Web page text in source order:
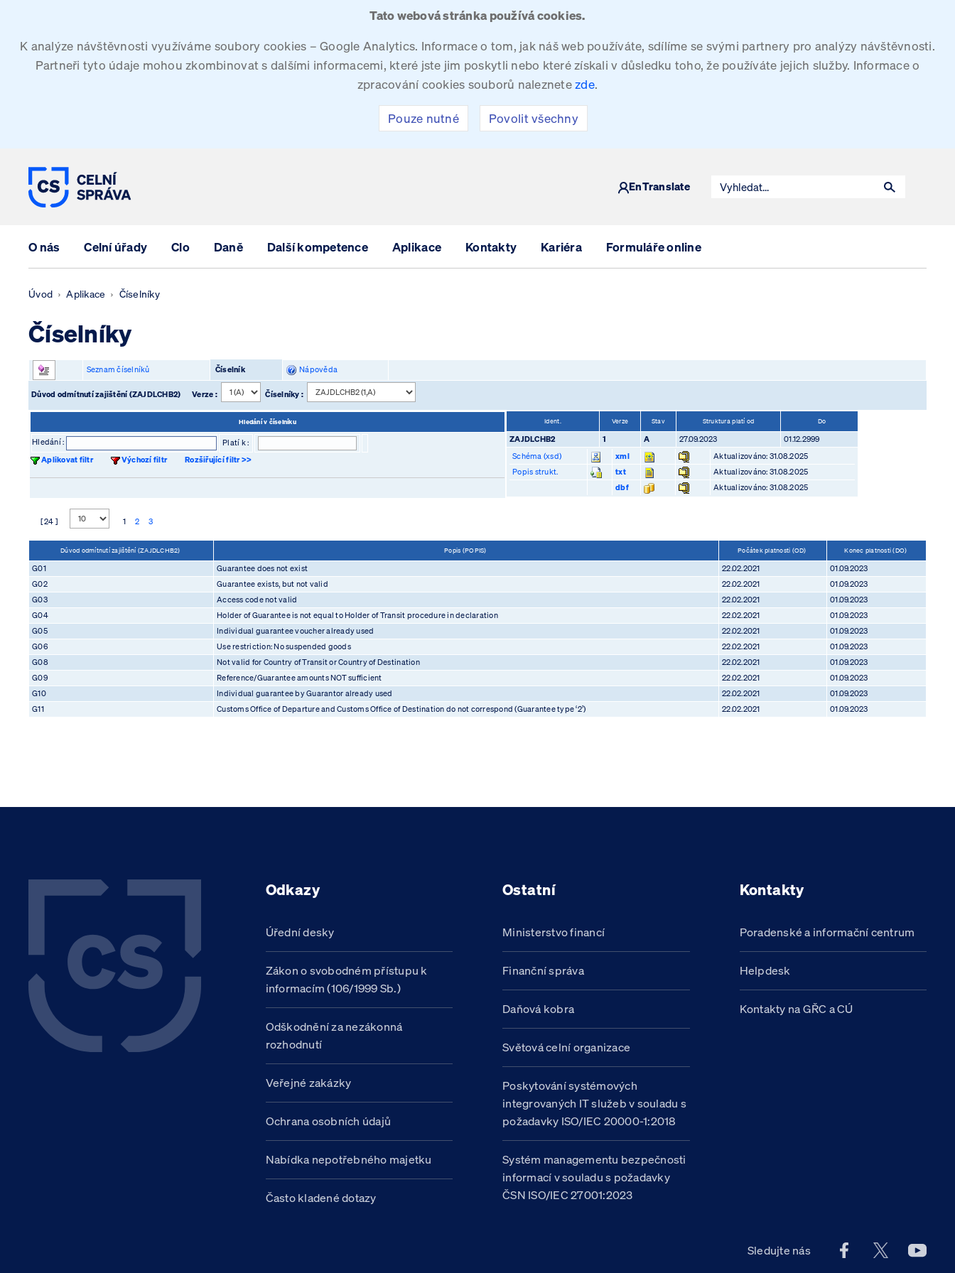
Tato webová stránka používá cookies.
K analýze návštěvnosti využíváme soubory cookies – Google Analytics. Informace o tom, jak náš web používáte, sdílíme se svými partnery pro analýzy návštěvnosti.
Partneři tyto údaje mohou zkombinovat s dalšími informacemi, které jste jim poskytli nebo které získali v důsledku toho, že používáte jejich služby. Informace o
zpracování cookies souborů naleznetezde.
Pouze nutné Povolit všechny
EnTranslate
O nás Celní úřady Clo Daně Další kompetence Aplikace Kontakty Kariéra Formuláře online
Úvod Aplikace Číselníky
Číselníky
Seznam číselníků Číselník Nápověda
Důvod odmítnutí zajištění (ZAJDLCHB2) Verze : Číselníky :
Hledání v číselníku
Hledání :
Platí k :
Aplikovat filtr
Výchozí filtr Rozšiřující filtr >>
Ident. Verze Stav Struktura platí od Do
ZAJDLCHB2 1 A 27.09.2023
01.12.2999
Schéma (xsd)
xml
Aktualizováno: 31.08.2025
Popis strukt.
txt
Aktualizováno: 31.08.2025
dbf
Aktualizováno: 31.08.2025
[ 24 ] 1 2 3
Důvod odmítnutí zajištění (ZAJDLCHB2) Popis (POPIS) Počátek platnosti (OD) Konec platnosti (DO)
G01 Guarantee does not exist 22.02.2021
01.09.2023
G02
Guarantee exists, but not valid 22.02.2021
01.09.2023
G03
Access code not valid 22.02.2021
01.09.2023
G04
Holder of Guarantee is not equal to Holder of Transit procedure in declaration 22.02.2021
01.09.2023
G05
Individual guarantee voucher already used 22.02.2021
01.09.2023
G06
Use restriction: No suspended goods 22.02.2021
01.09.2023
G08
Not valid for Country of Transit or Country of Destination 22.02.2021
01.09.2023
G09
Reference/Guarantee amounts NOT sufficient 22.02.2021
01.09.2023
G10
Individual guarantee by Guarantor already used 22.02.2021
01.09.2023
G11
Customs Office of Departure and Customs Office of Destination do not correspond (Guarantee type ‘2’) 22.02.2021 01.09.2023
Odkazy
Úřední desky
Zákon o svobodném přístupu k
informacím (106/1999 Sb.)
Odškodnění za nezákonná
rozhodnutí
Veřejné zakázky
Ochrana osobních údajů
Nabídka nepotřebného majetku
Často kladené dotazy
Ostatní
Ministerstvo financí
Finanční správa
Daňová kobra
Světová celní organizace
Poskytování systémových
integrovaných IT služeb v souladu s
požadavky ISO/IEC 20000-1:2018
Systém managementu bezpečnosti
informací v souladu s požadavky
ČSN ISO/IEC 27001:2023
Kontakty
Poradenské a informační centrum
Helpdesk
Kontakty na GŘC a CÚ
Sledujte nás Facebook účet
X účet